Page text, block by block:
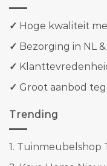
✓ Hoge kwaliteit
✓ Bezorging in NL &
✓
✓ Groot aanbod
Trending
1. Tuinmeubelshop